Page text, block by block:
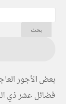
بعض الأجور
فضائل عشر ذي